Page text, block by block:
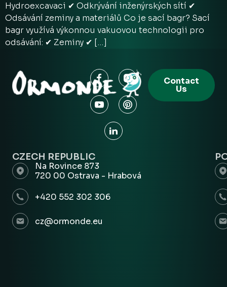
Hydroexcavaci ✔ Odkrývání inženýrských sítí ✔
Odsávání zeminy a materiálů Co je sací bagr? Sací
bagr využívá výkonnou vakuovou technologii pro
odsávání: ✔ Zeminy ✔ […]
Contact
Us
CZECH REPUBLIC
Na Rovince 873
720 00 Ostrava - Hrabová
+420 552 302 306
cz@ormonde.eu